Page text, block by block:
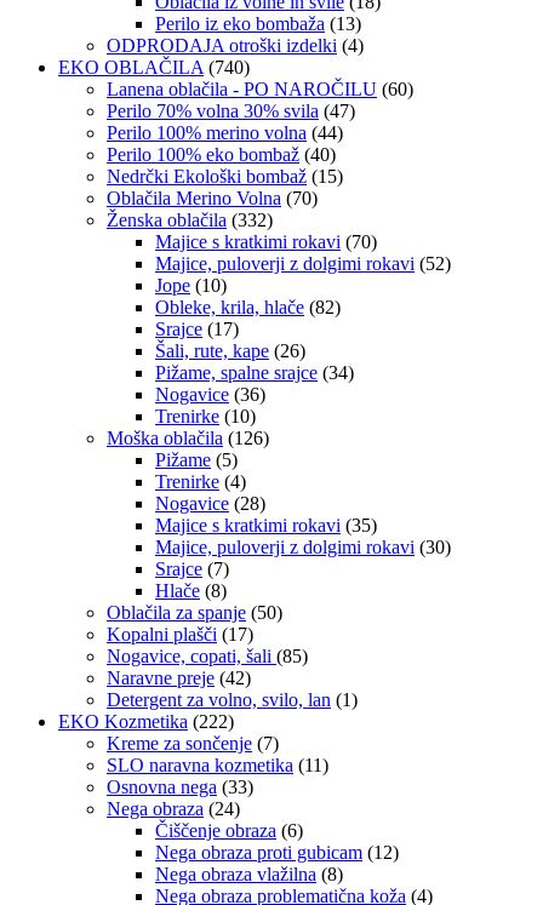
Perilo iz eko bombaža (13)
ODPRODAJA otroški izdelki (4)
EKO OBLAČILA (740)
Lanena oblačila - PO NAROČILU (60)
Perilo 70% volna 30% svila (47)
Perilo 100% merino volna (44)
Perilo 100% eko bombaž (40)
Nedrčki Ekološki bombaž (15)
Oblačila Merino Volna (70)
Ženska oblačila (332)
Majice s kratkimi rokavi (70)
Majice, puloverji z dolgimi rokavi (52)
Jope (10)
Obleke, krila, hlače (82)
Srajce (17)
Šali, rute, kape (26)
Pižame, spalne srajce (34)
Nogavice (36)
Trenirke (10)
Moška oblačila (126)
Pižame (5)
Trenirke (4)
Nogavice (28)
Majice s kratkimi rokavi (35)
Majice, puloverji z dolgimi rokavi (30)
Srajce (7)
Hlače (8)
Oblačila za spanje (50)
Kopalni plašči (17)
Nogavice, copati, šali (85)
Naravne preje (42)
Detergent za volno, svilo, lan (1)
EKO Kozmetika (222)
Kreme za sončenje (7)
SLO naravna kozmetika (11)
Osnovna nega (33)
Nega obraza (24)
Čiščenje obraza (6)
Nega obraza proti gubicam (12)
Nega obraza vlažilna (8)
Nega obraza problematična koža (4)